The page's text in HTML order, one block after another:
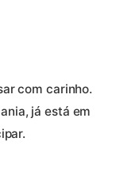
com carinho.
já está em